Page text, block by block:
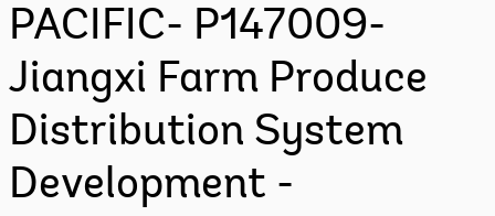
PACIFIC- P147009-
Jiangxi Farm Produce
Distribution System
Development -